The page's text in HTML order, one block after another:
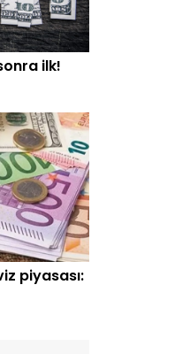
ilk!
piyasası: